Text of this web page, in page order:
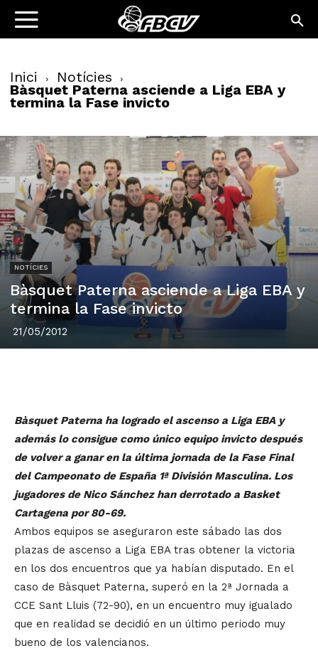
Inici Notícies
Bàsquet Paterna asciende a Liga EBA y
termina la Fase invicto
NOTÍCIES
Bàsquet Paterna asciende a Liga EBA y
termina la Fase invicto
21/05/2012
Bàsquet Paterna ha logrado el ascenso a Liga EBA y
además lo consigue como único equipo invicto después
de volver a ganar en la última jornada de la Fase Final
del Campeonato de España 1ª División Masculina. Los
jugadores de Nico Sánchez han derrotado a Basket
Cartagena por 80-69.
Ambos equipos se aseguraron este sábado las dos
plazas de ascenso a Liga EBA tras obtener la victoria
en los dos encuentros que ya habían disputado. En el
caso de Bàsquet Paterna, superó en la 2ª Jornada a
CCE Sant Lluis (72-90), en un encuentro muy igualado
que en realidad se decidió en un último periodo muy
bueno de los valencianos.